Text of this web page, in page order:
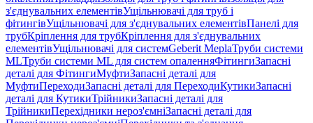
з'єднувальних елементівУщільнювачі для труб і
фітингівУщільнювачі для з'єднувальних елементівПанелі для
трубКріплення для трубКріплення для з'єднувальних
елементівУщільнювачі для системGeberit MeplaТруби системи
MLТруби системи ML для систем опаленняФітингиЗапасні
деталі для ФітингиМуфтиЗапасні деталі для
МуфтиПереходиЗапасні деталі для ПереходиКутикиЗапасні
деталі для КутикиТрійникиЗапасні деталі для
ТрійникиПерехідники нероз'ємніЗапасні деталі для